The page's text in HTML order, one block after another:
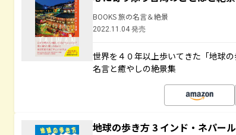
BOOKS 旅の名言＆絶景
2022.11.04 発売
世界を４０年以上歩いてきた「地球
名言と癒やしの絶景集
地球の歩き方 3 インド・ネパー